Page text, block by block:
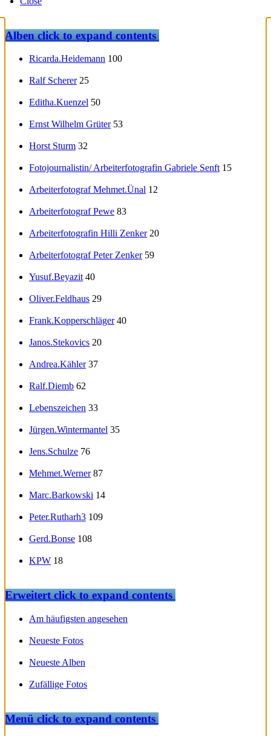
Albenclick to expand contents
Ricarda.Heidemann 100
Ralf Scherer 25
Editha.Kuenzel 50
Ernst Wilhelm Grüter 53
Horst Sturm 32
Fotojournalistin/ Arbeiterfotografin Gabriele Senft 15
Arbeiterfotograf Mehmet.Ünal 12
Arbeiterfotograf Pewe 83
Arbeiterfotografin Hilli Zenker 20
Arbeiterfotograf Peter Zenker 59
Yusuf.Beyazit 40
Oliver.Feldhaus 29
Frank.Kopperschläger 40
Janos.Stekovics 20
Andrea.Kähler 37
Ralf.Diemb 62
Lebenszeichen 33
Jürgen.Wintermantel 35
Jens.Schulze 76
Mehmet.Werner 87
Marc.Barkowski 14
Peter.Rutharh3 109
Gerd.Bonse 108
KPW 18
Erweitertclick to expand contents
Am häufigsten angesehen
Neueste Fotos
Neueste Alben
Zufällige Fotos
Menüclick to expand contents